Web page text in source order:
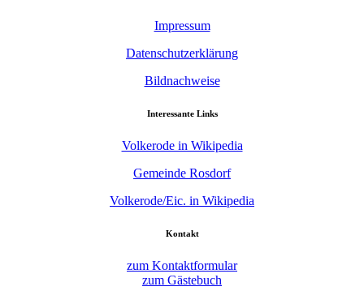
Impressum
Datenschutzerklärung
Bildnachweise
Interessante Links
Volkerode in Wikipedia
Gemeinde Rosdorf
Volkerode/Eic. in Wikipedia
Kontakt
zum Kontaktformular
zum Gästebuch